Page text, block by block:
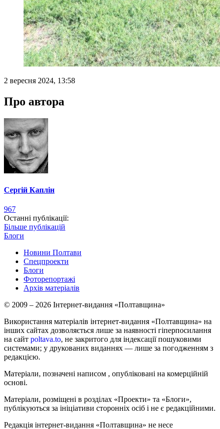
2 вересня 2024, 13:58
Про автора
Сергій Каплін
967
Останні публікації:
Більше публікацій
Блоги
Новини Полтави
Спецпроекти
Блоги
Фоторепортажі
Архів матеріалів
© 2009 – 2026 Інтернет-видання «Полтавщина»
Використання матеріалів інтернет-видання «Полтавщина» на
інших сайтах дозволяється лише за наявності гіперпосилання
на сайт poltava.to, не закритого для індексації пошуковими
системами; у друкованих виданнях — лише за погодженням з
редакцією.
Матеріали, позначені написом , опубліковані на комерційній
основі.
Матеріали, розміщені в розділах «Проекти» та «Блоги»,
публікуються за ініціативи сторонніх осіб і не є редакційними.
Редакція інтернет-видання «Полтавщина» не несе